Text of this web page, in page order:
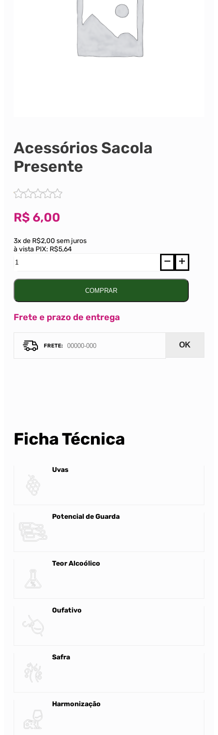
Acessórios Sacola
Presente
R$ 6,00
3x de R$2,00 sem juros
à vista PIX: R$5,64
Sacola
quantidade
COMPRAR
Frete e prazo de entrega
OK
Ficha Técnica
Uvas
Potencial de Guarda
Teor Alcoólico
Oufativo
Safra
Harmonização